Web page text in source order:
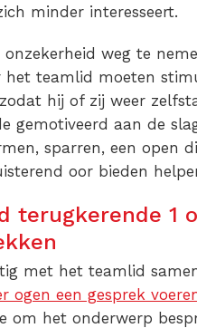
minder interesseert.
onzekerheid weg te
het teamlid moeten
hij of zij weer
gemotiveerd aan de
sparren, een open
oor bieden
terugkerende 1
met het teamlid
ogen een gesprek
om het onderwerp